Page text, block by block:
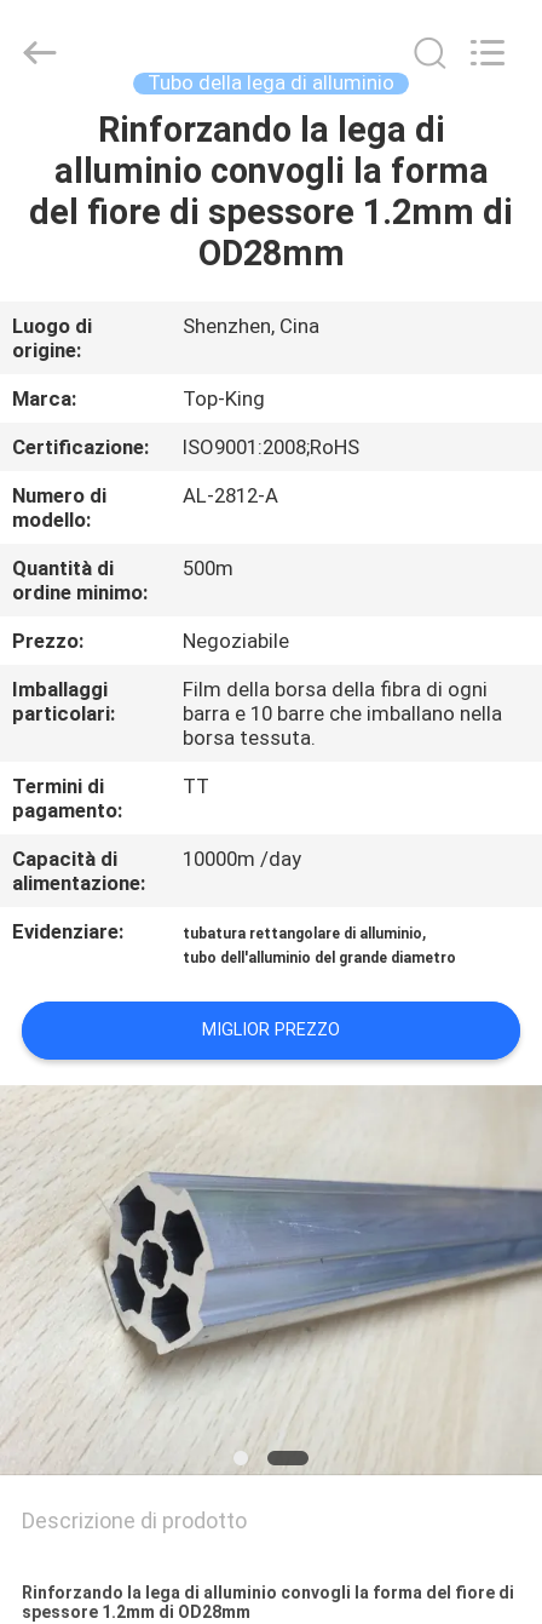
PRODOTTI
DI
NOI
VISITA
ALLA
FABBRICA
CONTROLLO
DELLA
QUALITÀ
PREVENTIVO
DEL
SITO
POLITICA
SULLA
PRIVACY
Jingji
Technology
Tubo della lega di alluminio
Rinforzando la lega di
alluminio convogli la forma
del fiore di spessore 1.2mm di
OD28mm
Luogo di
origine:
Shenzhen, Cina
Marca:
Top-King
Certificazione:
ISO9001:2008;RoHS
Numero di
modello:
AL-2812-A
Quantità di
ordine minimo:
500m
Prezzo:
Negoziabile
Imballaggi
particolari:
Film della borsa della fibra di ogni
barra e 10 barre che imballano nella
borsa tessuta.
Termini di
pagamento:
TT
Capacità di
alimentazione:
10000m /day
Evidenziare: tubatura rettangolare di alluminio,
tubo dell'alluminio del grande diametro
MIGLIOR PREZZO
Descrizione di prodotto
Rinforzando la lega di alluminio convogli la forma del fiore di
spessore 1.2mm di OD28mm